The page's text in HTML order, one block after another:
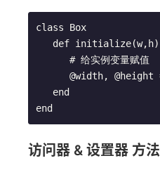
class Box
访问器 & 设置器 方法